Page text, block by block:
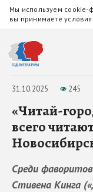
Мы используем cookie-
вы принимаете условия
31.10.2025 245
«Читай-
всего
Среди
Стивена Кинга